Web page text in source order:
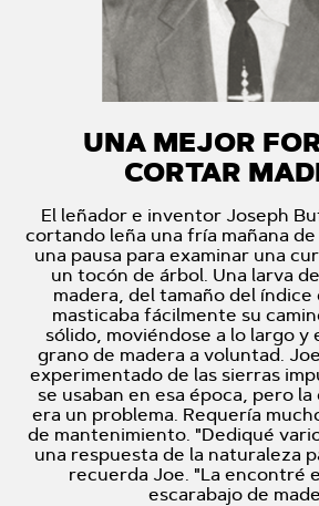
UNA MEJOR
CORTAR
El leñador e inventor Joseph
cortando leña una fría mañana
una pausa para examinar una
un tocón de árbol. Una larva
madera, del tamaño del índice
masticaba fácilmente su
sólido, moviéndose a lo largo y
grano de madera a voluntad.
experimentado de las sierras
se usaban en esa época, pero
era un problema. Requería
de mantenimiento. "Dediqué
una respuesta de la naturaleza
recuerda Joe. "La encontré
escarabajo de